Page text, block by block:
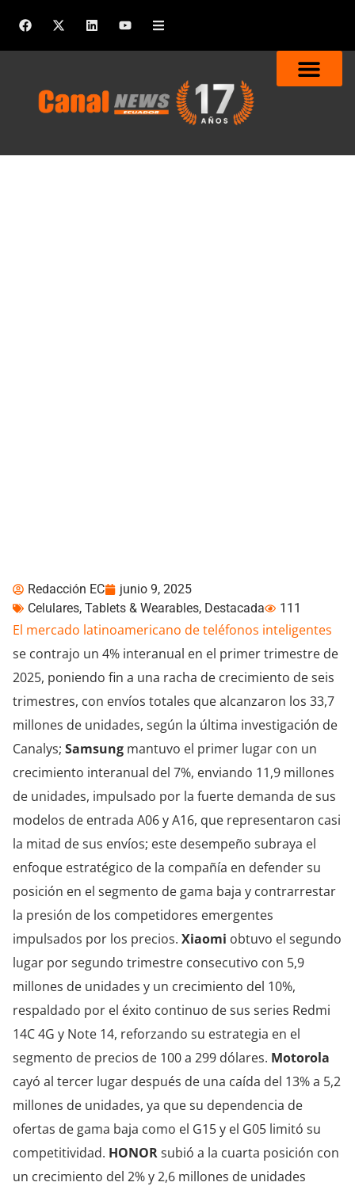
Redacción EC
junio 9, 2025
Celulares, Tablets & Wearables, Destacada 111
El mercado latinoamericano de teléfonos inteligentes
se contrajo un 4% interanual en el primer trimestre de
2025, poniendo fin a una racha de crecimiento de seis
trimestres, con envíos totales que alcanzaron los 33,7
millones de unidades, según la última investigación de
Canalys; Samsung mantuvo el primer lugar con un
crecimiento interanual del 7%, enviando 11,9 millones
de unidades, impulsado por la fuerte demanda de sus
modelos de entrada A06 y A16, que representaron casi
la mitad de sus envíos; este desempeño subraya el
enfoque estratégico de la compañía en defender su
posición en el segmento de gama baja y contrarrestar
la presión de los competidores emergentes
impulsados por los precios. Xiaomi obtuvo el segundo
lugar por segundo trimestre consecutivo con 5,9
millones de unidades y un crecimiento del 10%,
respaldado por el éxito continuo de sus series Redmi
14C 4G y Note 14, reforzando su estrategia en el
segmento de precios de 100 a 299 dólares. Motorola
cayó al tercer lugar después de una caída del 13% a 5,2
millones de unidades, ya que su dependencia de
ofertas de gama baja como el G15 y el G05 limitó su
competitividad. HONORsubió a la cuarta posición con
un crecimiento del 2% y 2,6 millones de unidades